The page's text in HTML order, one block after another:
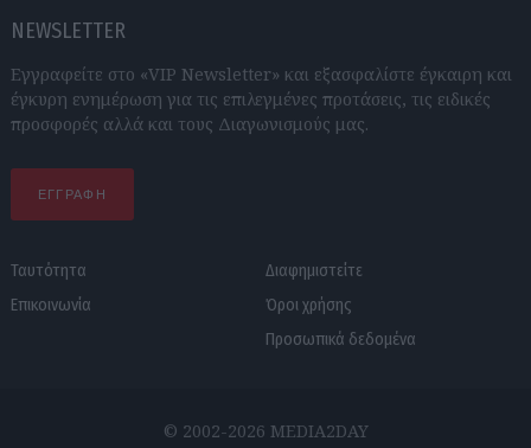
NEWSLETTER
Εγγραφείτε στο «VIP Newsletter» και εξασφαλίστε έγκαιρη και
έγκυρη ενημέρωση για τις επιλεγμένες προτάσεις, τις ειδικές
προσφορές αλλά και τους Διαγωνισμούς μας.
ΕΓΓΡΑΦΗ
Ταυτότητα
Επικοινωνία
Διαφημιστείτε
Όροι χρήσης
Προσωπικά δεδομένα
© 2002-2026 MEDIA2DAY